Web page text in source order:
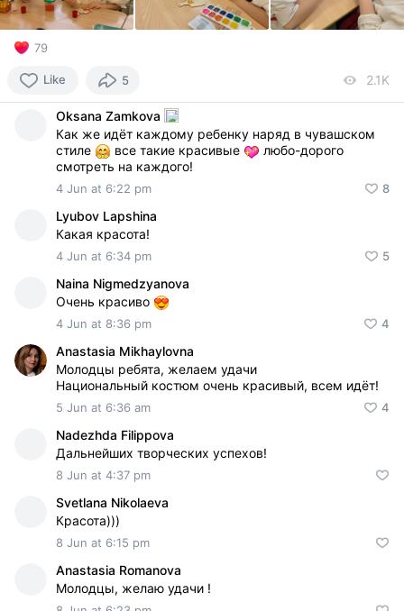
79
Like 5 2.1K
Oksana Zamkova
Как же идёт каждому ребенку наряд в чувашском
стиле
все такие красивые
любо-дорого
смотреть на каждого!
4 Jun at 6:22 pm 8
Lyubov Lapshina
Какая красота!
4 Jun at 6:34 pm 5
Naina Nigmedzyanova
Очень красиво
4 Jun at 8:36 pm 4
Anastasia Mikhaylovna
Молодцы ребята, желаем удачи
Национальный костюм очень красивый, всем идёт!
5 Jun at 6:36 am 4
Nadezhda Filippova
Дальнейших творческих успехов!
8 Jun at 4:37 pm
Svetlana Nikolaeva
Красота)))
8 Jun at 6:15 pm
Anastasia Romanova
Молодцы, желаю удачи !